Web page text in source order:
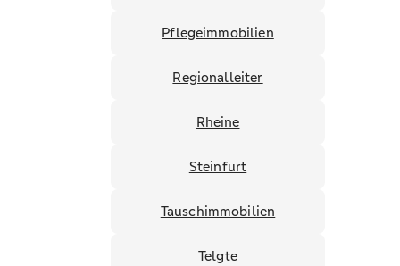
Pflegeimmobilien
Regionalleiter
Rheine
Steinfurt
Tauschimmobilien
Telgte